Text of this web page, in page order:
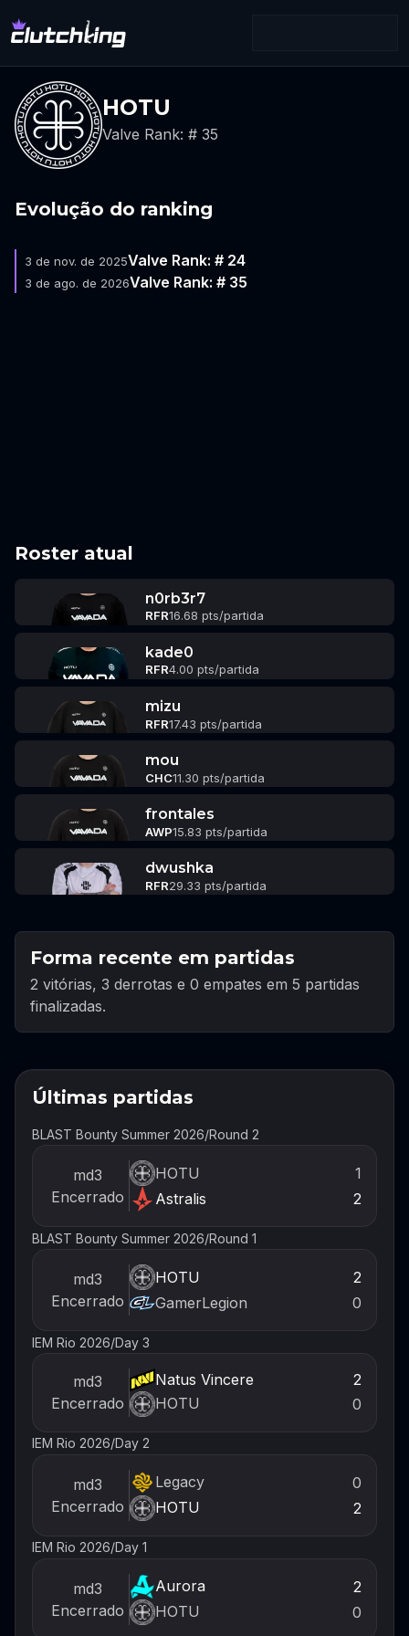
HOTU
Valve Rank: # 35
Evolução do ranking
3 de nov. de 2025Valve Rank: # 24
3 de ago. de 2026Valve Rank: # 35
Roster atual
n0rb3r7
RFR16.68 pts/partida
kade0
RFR4.00 pts/partida
mizu
RFR17.43 pts/partida
mou
CHC11.30 pts/partida
frontales
AWP15.83 pts/partida
dwushka
RFR29.33 pts/partida
Forma recente em partidas
2 vitórias, 3 derrotas e 0 empates em 5 partidas
finalizadas.
Últimas partidas
BLAST Bounty Summer 2026/Round 2
md3
Encerrado
HOTU
1
Astralis
2
BLAST Bounty Summer 2026/Round 1
md3
Encerrado
HOTU
2
GamerLegion
0
IEM Rio 2026/Day 3
md3
Encerrado
Natus Vincere
2
HOTU
0
IEM Rio 2026/Day 2
md3
Encerrado
Legacy
0
HOTU
2
IEM Rio 2026/Day 1
md3
Encerrado
Aurora
2
HOTU
0